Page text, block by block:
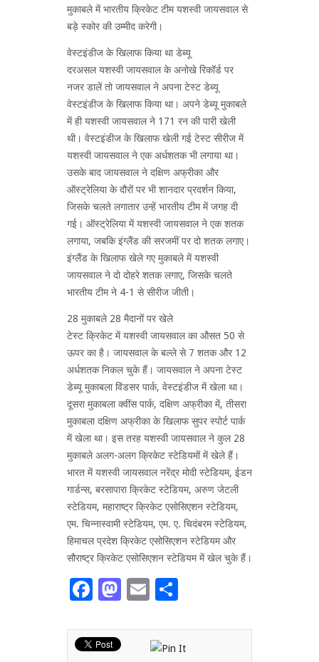
मुकाबले में भारतीय क्रिकेट टीम यशस्वी जायसवाल से
बड़े स्कोर की उम्मीद करेगी।
वेस्टइंडीज के खिलाफ किया था डेब्यू
दरअसल यशस्वी जायसवाल के अनोखे रिकॉर्ड पर
नजर डालें तो जायसवाल ने अपना टेस्ट डेब्यू
वेस्टइंडीज के खिलाफ किया था। अपने डेब्यू मुकाबले
में ही यशस्वी जायसवाल ने 171 रन की पारी खेली
थी। वेस्टइंडीज के खिलाफ खेली गई टेस्ट सीरीज में
यशस्वी जायसवाल ने एक अर्धशतक भी लगाया था।
उसके बाद जायसवाल ने दक्षिण अफ्रीका और
ऑस्ट्रेलिया के दौरों पर भी शानदार प्रदर्शन किया,
जिसके चलते लगातार उन्हें भारतीय टीम में जगह दी
गई। ऑस्ट्रेलिया में यशस्वी जायसवाल ने एक शतक
लगाया, जबकि इंग्लैंड की सरजमीं पर दो शतक लगाए।
इंग्लैंड के खिलाफ खेले गए मुकाबले में यशस्वी
जायसवाल ने दो दोहरे शतक लगाए, जिसके चलते
भारतीय टीम ने 4-1 से सीरीज जीती।
28 मुकाबले 28 मैदानों पर खेले
टेस्ट क्रिकेट में यशस्वी जायसवाल का औसत 50 से
ऊपर का है। जायसवाल के बल्ले से 7 शतक और 12
अर्धशतक निकल चुके हैं। जायसवाल ने अपना टेस्ट
डेब्यू मुकाबला विंडसर पार्क, वेस्टइंडीज में खेला था।
दूसरा मुकाबला क्वींस पार्क, दक्षिण अफ्रीका में, तीसरा
मुकाबला दक्षिण अफ्रीका के खिलाफ सुपर स्पोर्ट पार्क
में खेला था। इस तरह यशस्वी जायसवाल ने कुल 28
मुकाबले अलग-अलग क्रिकेट स्टेडियमों में खेले हैं।
भारत में यशस्वी जायसवाल नरेंद्र मोदी स्टेडियम, ईडन
गार्डन्स, बरसापारा क्रिकेट स्टेडियम, अरुण जेटली
स्टेडियम, महाराष्ट्र क्रिकेट एसोसिएशन स्टेडियम,
एम. चिन्नास्वामी स्टेडियम, एम. ए. चिदंबरम स्टेडियम,
हिमाचल प्रदेश क्रिकेट एसोसिएशन स्टेडियम और
सौराष्ट्र क्रिकेट एसोसिएशन स्टेडियम में खेल चुके हैं।
Facebook
Mastodon
Email